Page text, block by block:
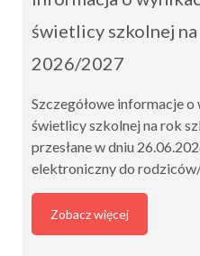
świetlicy szkolnej
2026/2027
Szczegółowe informacje
świetlicy szkolnej na rok
przesłane w dniu
elektroniczny do
Zobacz więcej